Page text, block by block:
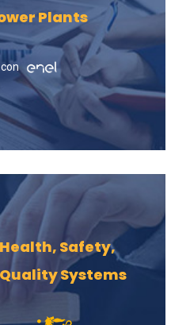
Plants
Safety,
Systems